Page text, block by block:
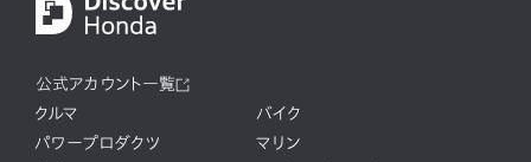
公式アカウント一覧
クルマ
バイク
パワープロダクツ
マリン